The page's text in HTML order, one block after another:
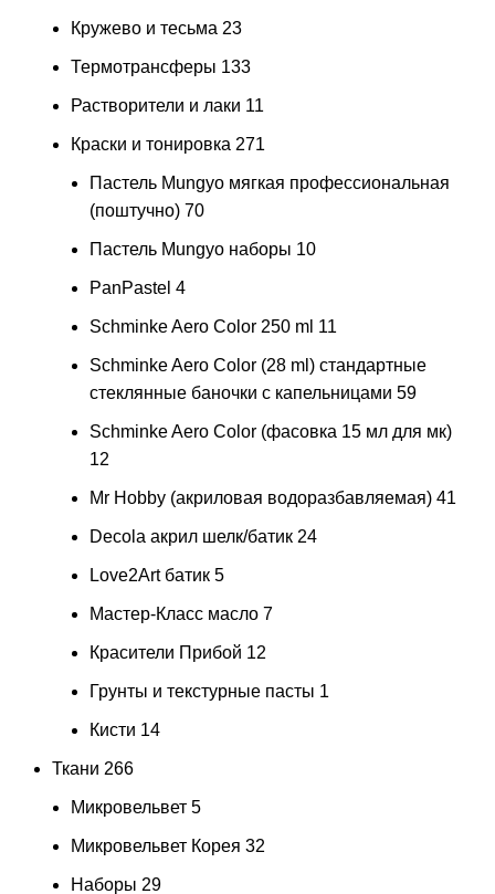
Кружево и тесьма 23
Термотрансферы 133
Растворители и лаки 11
Краски и тонировка 271
Пастель Mungyo мягкая профессиональная
(поштучно) 70
Пастель Mungyo наборы 10
PanPastel 4
Schminke Aero Color 250 ml 11
Schminke Aero Color (28 ml) стандартные
стеклянные баночки с капельницами 59
Schminke Aero Color (фасовка 15 мл для мк)
12
Mr Hobby (акриловая водоразбавляемая) 41
Decola акрил шелк/батик 24
Love2Art батик 5
Мастер-Класс масло 7
Красители Прибой 12
Грунты и текстурные пасты 1
Кисти 14
Ткани 266
Микровельвет 5
Микровельвет Корея 32
Наборы 29